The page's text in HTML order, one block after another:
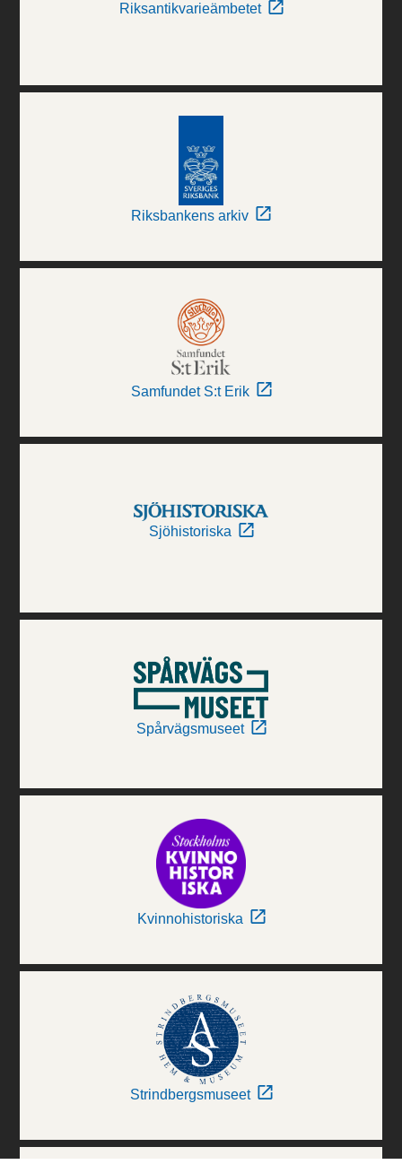
Riksantikvarieämbetet
Riksbankens arkiv
Samfundet S:t Erik
Sjöhistoriska
Spårvägsmuseet
Kvinnohistoriska
Strindbergsmuseet